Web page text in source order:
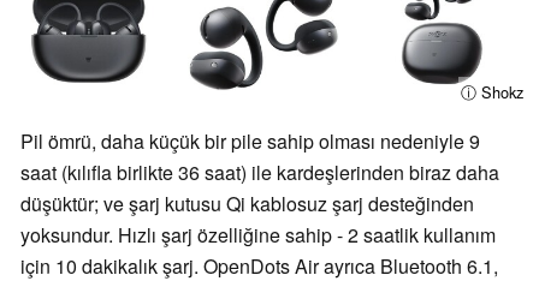
ⓘ Shokz
Pil ömrü, daha küçük bir pile sahip olması nedeniyle 9
saat (kılıfla birlikte 36 saat) ile kardeşlerinden biraz daha
düşüktür; ve şarj kutusu Qi kablosuz şarj desteğinden
yoksundur. Hızlı şarj özelliğine sahip - 2 saatlik kullanım
için 10 dakikalık şarj. OpenDots Air ayrıca Bluetooth 6.1,